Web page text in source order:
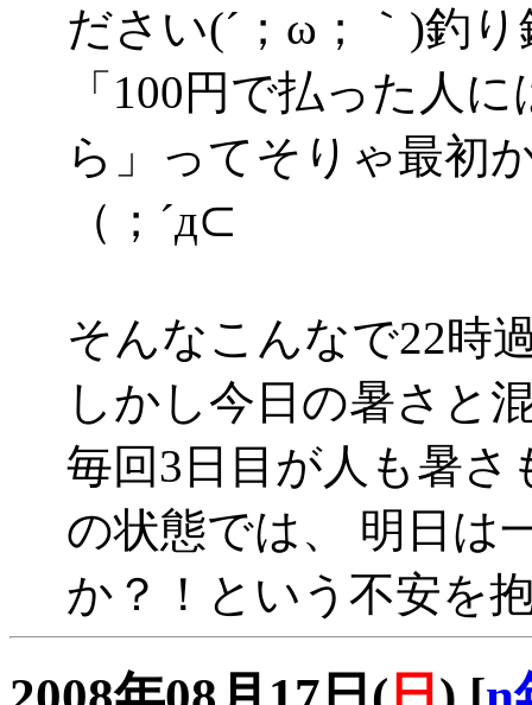
ださい(´；ω；｀)釣
「100円で払った人
ら」ってそりゃ最初
（；´д⊂
そんなこんなで22時
しかし今日の暑さと
毎回3日目が人も暑
の状態では、 明日は
か？！という不安を